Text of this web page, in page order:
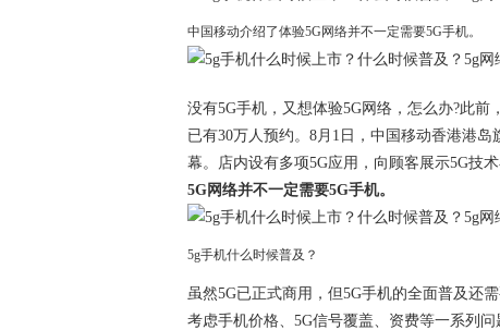
中国移动介绍了体验5G网络并不一定需要5G手机。
没有5G手机，又想体验5G网络，怎么办?此
已有30万人预约。8月1日，中国移动香港港
幕。店内设有多项5G应用，向顾客展示5G技
5G网络并不一定需要5G手机。
5g手机什么时候普及？
虽然5G已正式商用，但5G手机的全面普及还
考虑手机价格、5G信号覆盖、资费等一系列问